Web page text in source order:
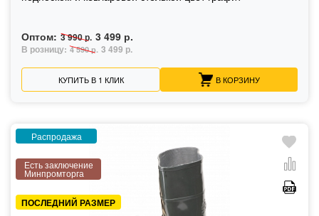
Оптом: 3 990 р. 3 499 р.
В розницу: 4 590 р. 3 499 р.
КУПИТЬ В 1 КЛИК В КОРЗИНУ
Распродажа
Есть заключение
Минпромторга
ПОСЛЕДНИЙ РАЗМЕР